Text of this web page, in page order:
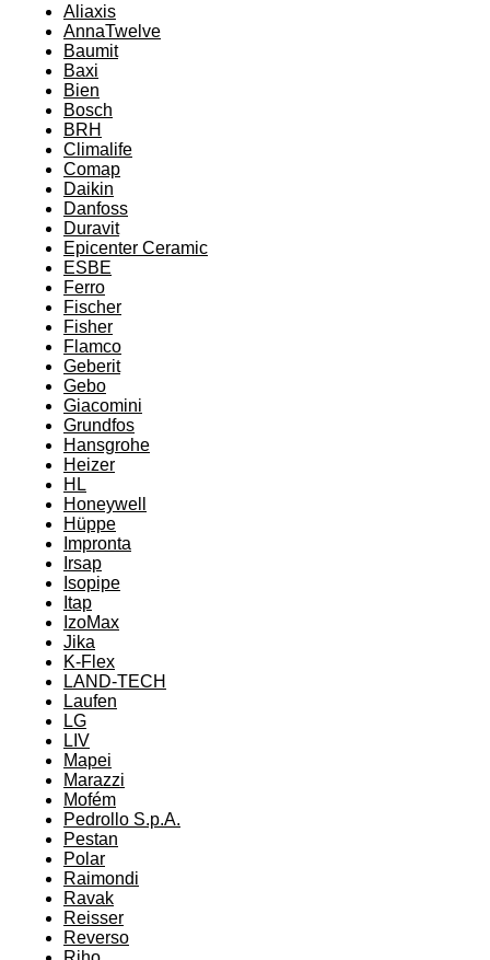
Aliaxis
AnnaTwelve
Baumit
Baxi
Bien
Bosch
BRH
Climalife
Comap
Daikin
Danfoss
Duravit
Epicenter Ceramic
ESBE
Ferro
Fischer
Fisher
Flamco
Geberit
Gebo
Giacomini
Grundfos
Hansgrohe
Heizer
HL
Honeywell
Hüppe
Impronta
Irsap
Isopipe
Itap
IzoMax
Jika
K-Flex
LAND-TECH
Laufen
LG
LIV
Mapei
Marazzi
Mofém
Pedrollo S.p.A.
Pestan
Polar
Raimondi
Ravak
Reisser
Reverso